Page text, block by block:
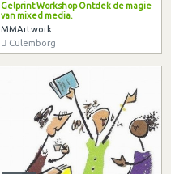
Gelprint Workshop Ontdek de magie
van mixed media.
MMArtwork
Culemborg